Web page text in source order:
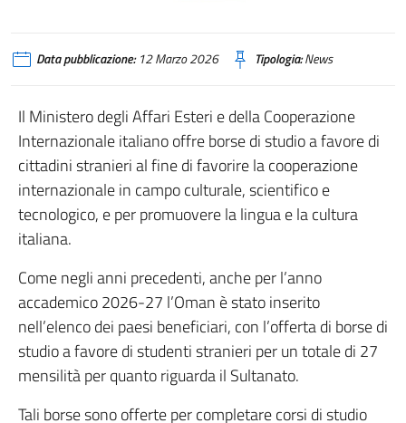
Data pubblicazione:12 Marzo 2026 Tipologia:News
Il Ministero degli Affari Esteri e della Cooperazione
Internazionale italiano offre borse di studio a favore di
cittadini stranieri al fine di favorire la cooperazione
internazionale in campo culturale, scientifico e
tecnologico, e per promuovere la lingua e la cultura
italiana.
Come negli anni precedenti, anche per l’anno
accademico 2026-27 l’Oman è stato inserito
nell’elenco dei paesi beneficiari, con l’offerta di borse di
studio a favore di studenti stranieri per un totale di 27
mensilità per quanto riguarda il Sultanato.
Tali borse sono offerte per completare corsi di studio